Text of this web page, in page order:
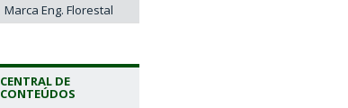
Marca Eng. Florestal
CENTRAL DE
CONTEÚDOS